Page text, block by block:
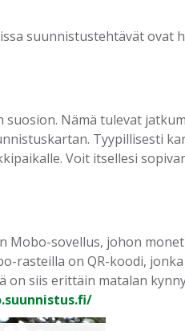
suunnistustehtävät ovat
Nämä tulevat
Tyypillisesti
Voit itsellesi
Mobo-sovellus, johon monet
rasteilla on QR-koodi,
on siis erittäin matalan